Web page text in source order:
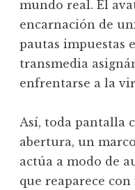
mundo real. El
encarnación de
pautas impuestas
transmedia
enfrentarse a la
Así, toda pantalla
abertura, un
actúa a modo de
que reaparece